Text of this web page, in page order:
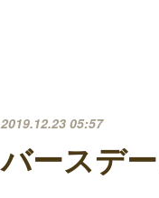
2019.12.23 05:57
バースデ